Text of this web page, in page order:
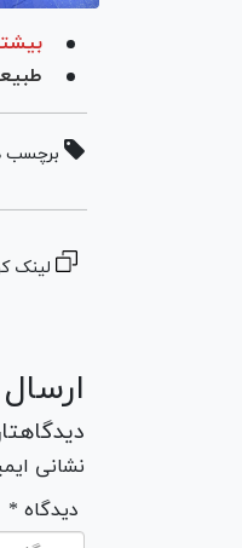
برچسب
لینک
نشانی
* دیدگاه